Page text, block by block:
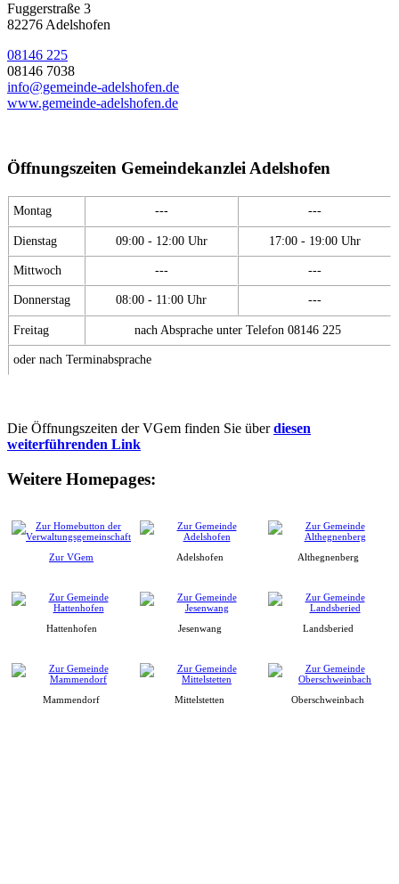
Fuggerstraße 3
82276 Adelshofen
08146 225
08146 7038
info@gemeinde-adelshofen.de
www.gemeinde-adelshofen.de
Öffnungszeiten Gemeindekanzlei Adelshofen
Montag --- ---
Dienstag 09:00 - 12:00 Uhr 17:00 - 19:00 Uhr
Mittwoch --- ---
Donnerstag 08:00 - 11:00 Uhr ---
Freitag nach Absprache unter Telefon 08146 225
oder nach Terminabsprache
Die Öffnungszeiten der VGem finden Sie überdiesen
weiterführenden Link
Weitere Homepages:
Zur VGem Adelshofen Althegnenberg
Hattenhofen Jesenwang Landsberied
Mammendorf Mittelstetten Oberschweinbach